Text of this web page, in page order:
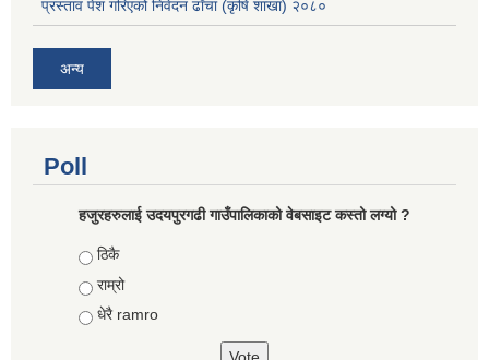
प्रस्ताव पेश गरिएको निवेदन ढाँचा (कृषि शाखा) २०८०
अन्य
Poll
हजुरहरुलाई उदयपुरगढी गाउँपालिकाको वेबसाइट कस्तो लग्यो ?
Choices
ठिकै
राम्रो
धेरै ramro